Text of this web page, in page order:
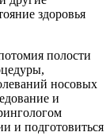
здоровья
полости
носовых
и
и подготовиться